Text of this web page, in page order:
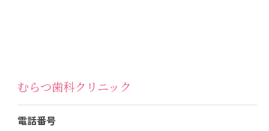
むらつ歯科クリニック
電話番号